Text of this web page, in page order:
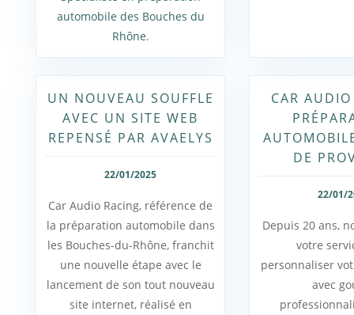
automobile des Bouches du
Rhône.
UN NOUVEAU SOUFFLE
AVEC UN SITE WEB
REPENSÉ PAR AVAELYS
22/01/2025
Car Audio Racing, référence de
la préparation automobile dans
les Bouches-du-Rhône, franchit
une nouvelle étape avec le
lancement de son tout nouveau
site internet, réalisé en
CAR
DE
22/01/
Depuis 20 ans,
votre
personnaliser
avec